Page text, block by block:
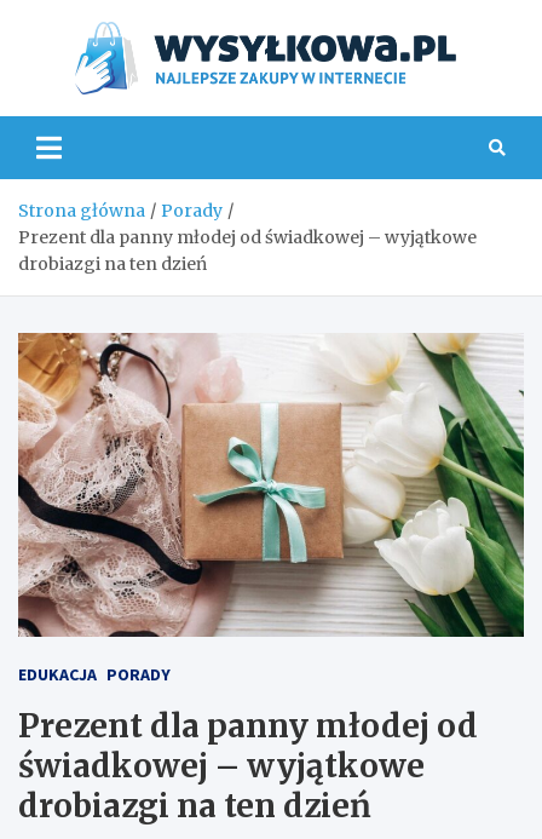
Strona główna
Porady
Prezent dla panny młodej od świadkowej – wyjątkowe
drobiazgi na ten dzień
EDUKACJA PORADY
Prezent dla panny młodej od
świadkowej – wyjątkowe
drobiazgi na ten dzień